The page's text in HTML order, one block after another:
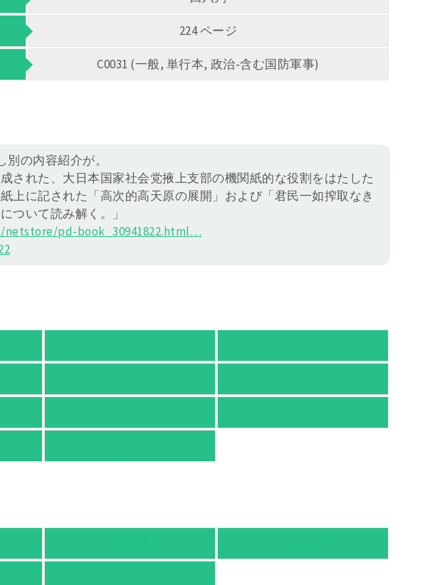
224 ページ
C0031 (一般, 単行本, 政治-含む国防軍事)
の内容紹介が。
成された、大日本国家社会党掖上支部の機関紙的な役割をはたした
紙上に記された「高次的高天原の展開」および「君民一如搾取なき
ついて読み解く。」
netstore/pd-book_30941822.html…